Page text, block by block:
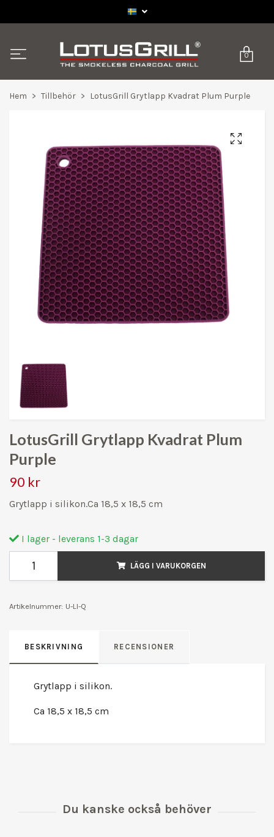
0
Hem Tillbehör LotusGrill Grytlapp Kvadrat Plum Purple
LotusGrill Grytlapp Kvadrat Plum
Purple
90 kr
Grytlapp i silikon.Ca 18,5 x 18,5 cm
I lager - leverans 1-3 dagar
LÄGG I VARUKORGEN
Artikelnummer: U-LI-Q
BESKRIVNING RECENSIONER
Grytlapp i silikon.
Ca 18,5 x 18,5 cm